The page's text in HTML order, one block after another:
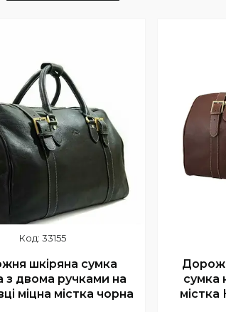
33155
шкіряна сумка
з двома ручками на
міцна містка чорна
сумка